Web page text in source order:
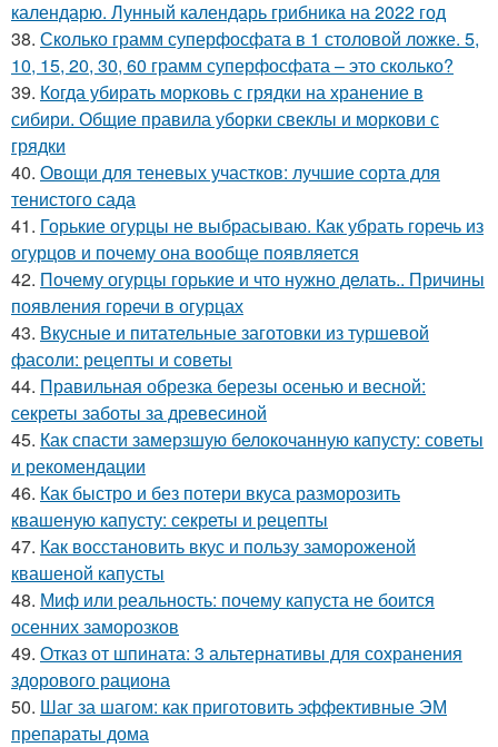
календарю. Лунный календарь грибника на 2022 год
38. Сколько грамм суперфосфата в 1 столовой ложке. 5,
10, 15, 20, 30, 60 грамм суперфосфата – это сколько?
39. Когда убирать морковь с грядки на хранение в
сибири. Общие правила уборки свеклы и моркови с
грядки
40. Овощи для теневых участков: лучшие сорта для
тенистого сада
41. Горькие огурцы не выбрасываю. Как убрать горечь из
огурцов и почему она вообще появляется
42. Почему огурцы горькие и что нужно делать.. Причины
появления горечи в огурцах
43. Вкусные и питательные заготовки из туршевой
фасоли: рецепты и советы
44. Правильная обрезка березы осенью и весной:
секреты заботы за древесиной
45. Как спасти замерзшую белокочанную капусту: советы
и рекомендации
46. Как быстро и без потери вкуса разморозить
квашеную капусту: секреты и рецепты
47. Как восстановить вкус и пользу замороженой
квашеной капусты
48. Миф или реальность: почему капуста не боится
осенних заморозков
49. Отказ от шпината: 3 альтернативы для сохранения
здорового рациона
50. Шаг за шагом: как приготовить эффективные ЭМ
препараты дома